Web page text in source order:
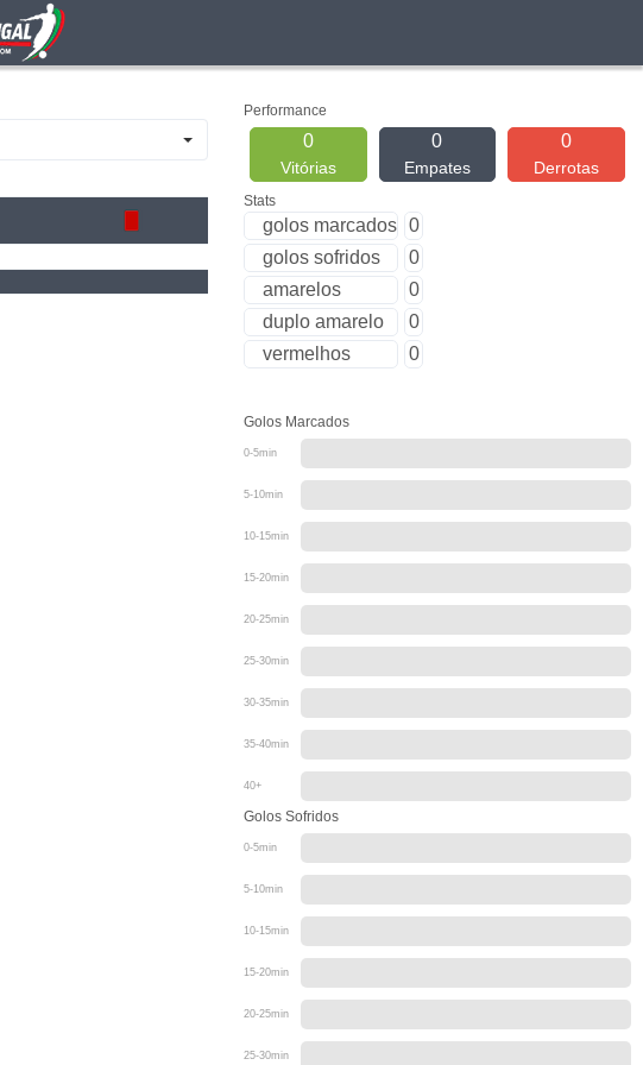
Performance
0
Vitórias
0
Empates
0
Derrotas
Stats
golos marcados 0
golos sofridos
0
amarelos
0
duplo amarelo
0
vermelhos
0
Golos Marcados
0-5min
5-10min
10-15min
15-20min
20-25min
25-30min
30-35min
35-40min
40+
Golos Sofridos
0-5min
5-10min
10-15min
15-20min
20-25min
25-30min